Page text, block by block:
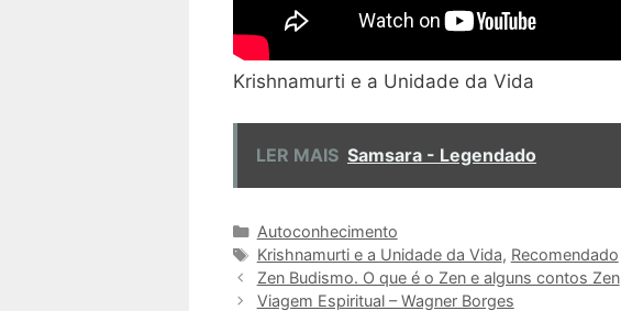
Krishnamurti e a Unidade da Vida
LER MAIS Samsara - Legendado
Categorias
Autoconhecimento
Tags
Krishnamurti e a Unidade da Vida, Recomendado
Zen Budismo. O que é o Zen e alguns contos Zen
Viagem Espiritual – Wagner Borges